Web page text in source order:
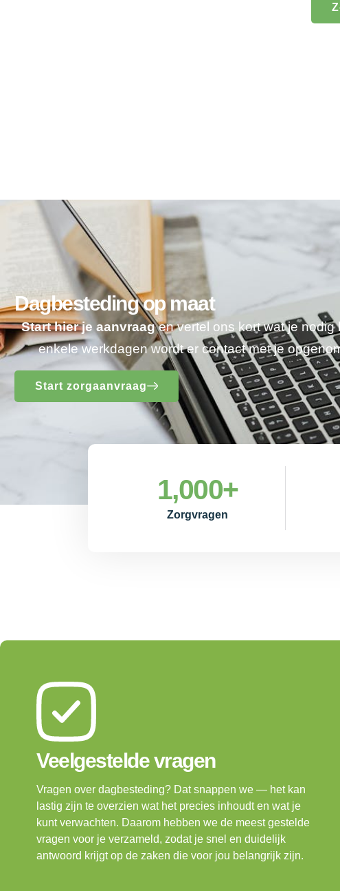
Dagbesteding op maat
Start hier je aanvraagen vertel ons kort wat je nodig
enkele werkdagen wordt er contact met je
Start zorgaanvraag
Zorgvragen
1,000+
Veelgestelde vragen
Vragen over dagbesteding? Dat snappen we — het kan
lastig zijn te overzien wat het precies inhoudt en wat je
kunt verwachten. Daarom hebben we de meest gestelde
vragen voor je verzameld, zodat je snel en duidelijk
antwoord krijgt op de zaken die voor jou belangrijk zijn.